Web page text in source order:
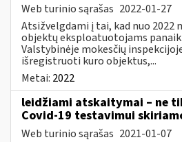
Web turinio sąrašas 2022-01-27
Atsižvelgdami į tai, kad nuo 2022
objektų eksploatuotojams
Valstybinėje mokesčių
išregistruoti kuro objektus,...
Metai: 2022
leidžiami atskaitymai – ne
Covid-19 testavimui
Web turinio sąrašas 2021-01-07